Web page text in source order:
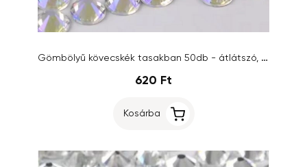
Gömbölyű kövecskék tasakban 50db - átlátszó, 3mm/strasszkő
620 Ft
Kosárba